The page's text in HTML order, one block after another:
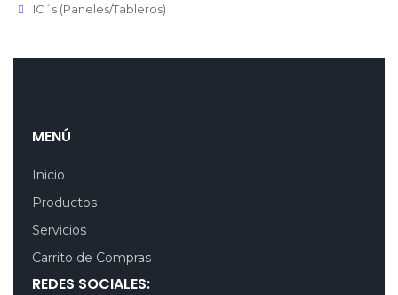
IC´s (Paneles/Tableros)
MENÚ
Inicio
Productos
Servicios
Carrito de Compras
REDES SOCIALES: